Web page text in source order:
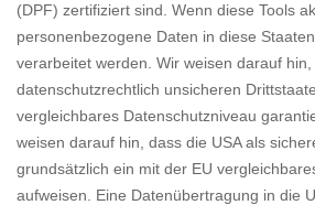
(DPF) zertifiziert sind. Wenn diese Tools
personenbezogene Daten in diese
verarbeitet werden. Wir weisen darauf hin,
datenschutzrechtlich unsicheren
vergleichbares Datenschutzniveau
weisen darauf hin, dass die USA als
grundsätzlich ein mit der EU
aufweisen. Eine Datenübertragung in die